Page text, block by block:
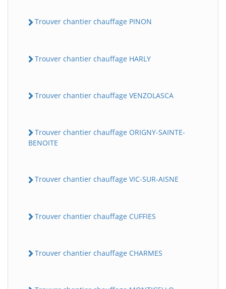
Trouver chantier chauffage PINON
Trouver chantier chauffage HARLY
Trouver chantier chauffage VENZOLASCA
Trouver chantier chauffage ORIGNY-SAINTE-
BENOITE
Trouver chantier chauffage VIC-SUR-AISNE
Trouver chantier chauffage CUFFIES
Trouver chantier chauffage CHARMES